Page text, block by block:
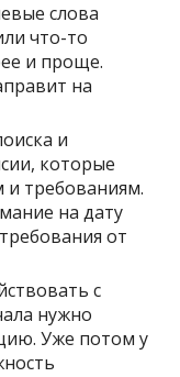
слова
что-то
и проще.
на
и
которые
и требованиям.
на дату
от
с
нужно
Уже потом у